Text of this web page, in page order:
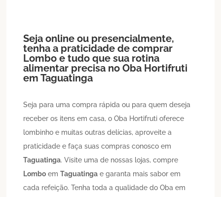
Seja online ou presencialmente,
tenha a praticidade de comprar
Lombo e tudo que sua rotina
alimentar precisa no Oba Hortifruti
emTaguatinga
Seja para uma compra rápida ou para quem deseja
receber os itens em casa, o Oba Hortifruti oferece
lombinho e muitas outras delícias, aproveite a
praticidade e faça suas compras conosco em
Taguatinga. Visite uma de nossas lojas, compre
Lombo emTaguatinga e garanta mais sabor em
cada refeição. Tenha toda a qualidade do Oba em